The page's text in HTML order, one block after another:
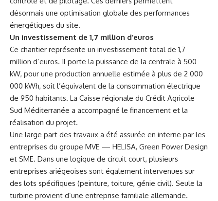
désormais une optimisation globale des performances
énergétiques du site.
Un investissement de 1,7 million d’euros
Ce chantier représente un investissement total de 1,7
million d’euros. Il porte la puissance de la centrale à 500
kW, pour une production annuelle estimée à plus de 2 000
000 kWh, soit l’équivalent de la consommation électrique
de 950 habitants. La Caisse régionale du Crédit Agricole
Sud Méditerranée a accompagné le financement et la
réalisation du projet.
Une large part des travaux a été assurée en interne par les
entreprises du groupe MVE — HELISA, Green Power Design
et SME. Dans une logique de circuit court, plusieurs
entreprises ariégeoises sont également intervenues sur
des lots spécifiques (peinture, toiture, génie civil). Seule la
turbine provient d’une entreprise familiale allemande.